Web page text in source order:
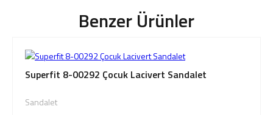
Benzer Ürünler
Superfit 8-00292 Çocuk Lacivert Sandalet
Sandalet